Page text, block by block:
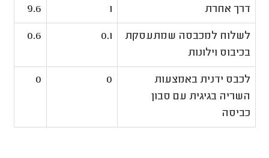
דרך אחרת 1
9.6
לשלוח למכבסה שמתעסקת
בכיבוס וילונות
0.1
0.6
לכבס ידנית באמצעות
השריה בגיגית עם סבון
כביסה
0
0